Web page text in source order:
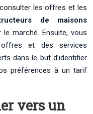
les offres et les
de maisons
marché. Ensuite, vous
et des services
dans le but d’identifier
préférences à un tarif
vers un